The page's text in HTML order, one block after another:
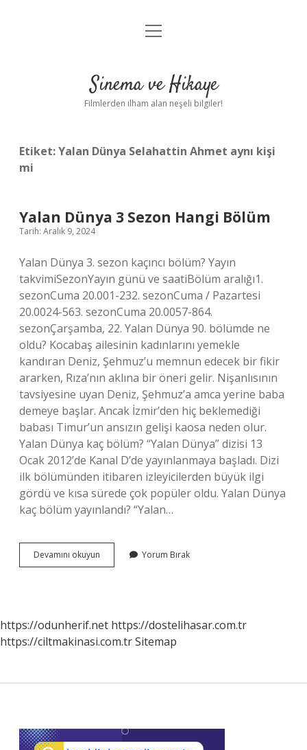
Gizlilik Politikası
Yasal Uyarı
menüyü
Sinema ve Hikaye
Filmlerden ilham alan neşeli bilgiler!
Etiket:Yalan Dünya Selahattin Ahmet aynı kişi
mi
Yalan Dünya 3 Sezon Hangi Bölüm
Tarih: Aralık 9, 2024
Yalan Dünya 3. sezon kaçıncı bölüm? Yayın
takvimiSezonYayın günü ve saatiBölüm aralığı1.
sezonCuma 20.001-232. sezonCuma / Pazartesi
20.0024-563. sezonCuma 20.0057-864.
sezonÇarşamba, 22. Yalan Dünya 90. bölümde ne
oldu? Kocabaş ailesinin kadınlarını yemekle
kandıran Deniz, Şehmuz’u memnun edecek bir fikir
ararken, Rıza’nın aklına bir öneri gelir. Nişanlısının
tavsiyesine uyan Deniz, Şehmuz’a amca yerine baba
demeye başlar. Ancak İzmir’den hiç beklemediği
babası Timur’un ansızın gelişi kaosa neden olur.
Yalan Dünya kaç bölüm? “Yalan Dünya” dizisi 13
Ocak 2012’de Kanal D’de yayınlanmaya başladı. Dizi
ilk bölümünden itibaren izleyicilerden büyük ilgi
gördü ve kısa sürede çok popüler oldu. Yalan Dünya
kaç bölüm yayınlandı? “Yalan…
Devamını okuyun
Dünya
Yorum Bırak
https://odunherif.net https://dostelihasar.com.tr
https://ciltmakinasi.com.trSitemap
Sidebar